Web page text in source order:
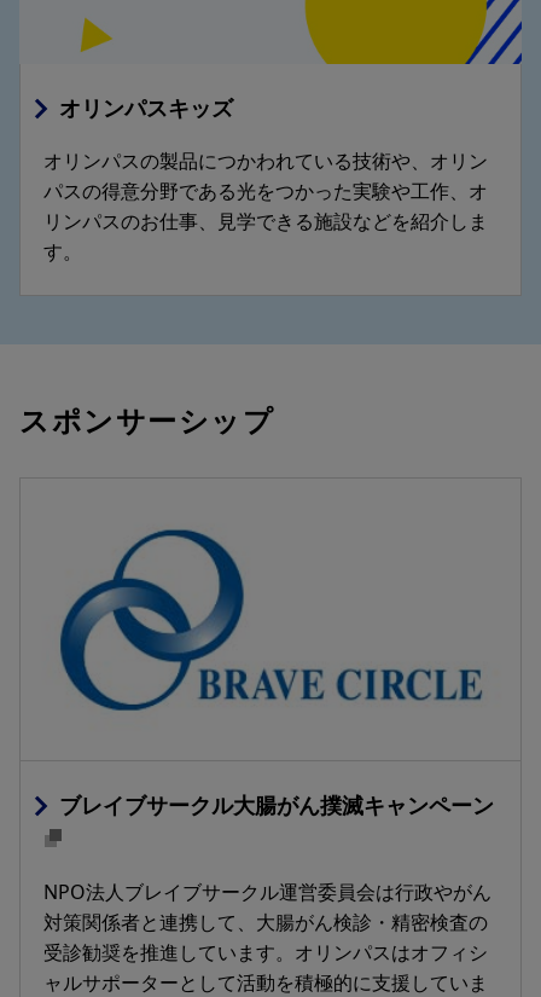
オリンパスキッズ
オリンパスの製品につかわれている技術や、オリン
パスの得意分野である光をつかった実験や工作、オ
リンパスのお仕事、見学できる施設などを紹介しま
す。
スポンサーシップ
ブレイブサークル大腸がん撲滅キャンペーン
NPO法人ブレイブサークル運営委員会は行政やがん
対策関係者と連携して、大腸がん検診・精密検査の
受診勧奨を推進しています。オリンパスはオフィシ
ャルサポーターとして活動を積極的に支援していま